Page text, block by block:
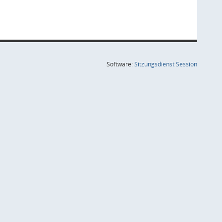
Software:SitzungsdienstSession(Wird in